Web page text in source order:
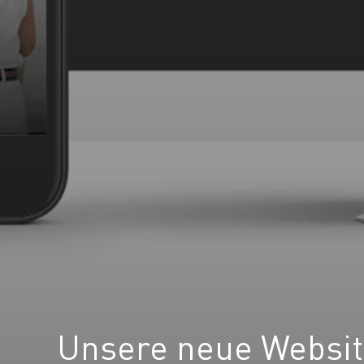
Unsere neue